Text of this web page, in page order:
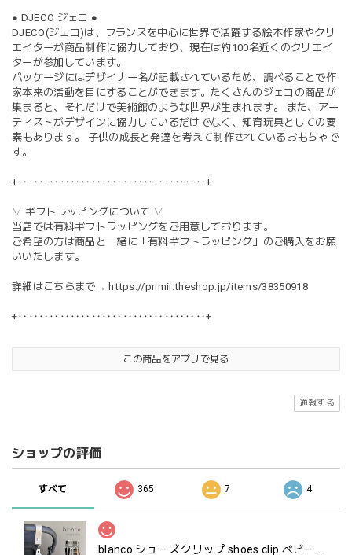
● DJECO ジェコ ●
DJECO(ジェコ)は、フランスを中心に世界で活躍する絵本作家やクリ
エイターが商品制作に協力しており、現在は約100名近くのクリエイ
ターが参加しています。
パッケージにはデザイナー名が記載されているため、調べることで作
家本来の活動を目にすることができます。たくさんのジェコの商品が
集まると、それだけで美術館のような世界が生まれます。 また、アー
ティストがデザインに協力しているだけでなく、知育玩具としての要
素もあります。 子供の成長と発達を考えて制作されているおもちゃで
す。
+‥‥‥‥‥‥‥‥‥‥‥‥‥‥‥‥‥‥+
▽ ギフトラッピングについて ▽
当店では有料ギフトラッピングをご用意しております。
ご希望の方は商品と一緒に「有料ギフトラッピング」のご購入をお願
いいたします。
詳細はこちらまで→ https://primii.theshop.jp/items/38350918
+‥‥‥‥‥‥‥‥‥‥‥‥‥‥‥‥‥‥+
この商品をアプリで見る
通報する
ショップの評価
すべて 365 7 4